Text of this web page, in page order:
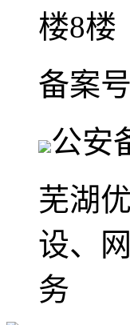
楼8楼
备案号
公安
芜湖
设、
务